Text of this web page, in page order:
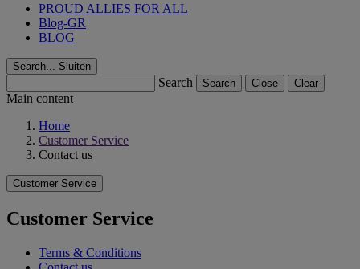
PROUD ALLIES FOR ALL
Blog-GR
BLOG
Search... Sluiten
Search Search Close Clear
Main content
Home
Customer Service
Contact us
Customer Service
Customer Service
Terms & Conditions